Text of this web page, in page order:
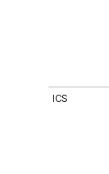
ICS